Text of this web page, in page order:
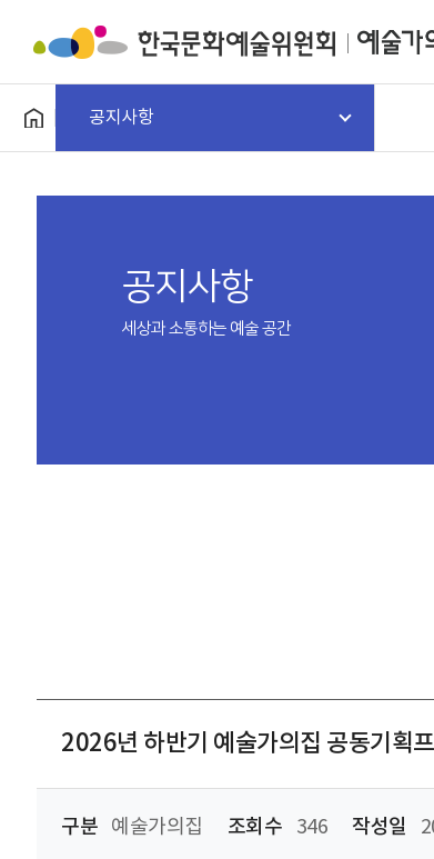
공지사항
공지사항
세상과 소통하는 예술 공간
2026년 하반기 예술가의집 공동기획
구분 예술가의집 조회수 346 작성일